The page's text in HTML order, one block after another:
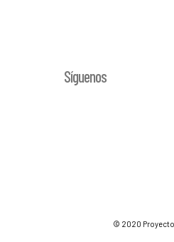
Síguenos
© 2020 Proyecto